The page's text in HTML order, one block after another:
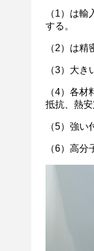
（1）は
する。
（2）は
（3）大
（4）各
抵抗、熱安
（5）強い
（6）高